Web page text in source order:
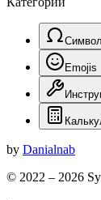
Emojis
by Danialnab
© 2022 – 2026